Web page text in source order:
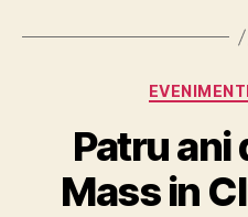
Patru ani
Mass in